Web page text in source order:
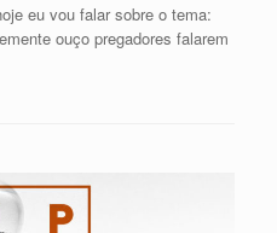
eu vou falar sobre o tema:
ouço pregadores falarem